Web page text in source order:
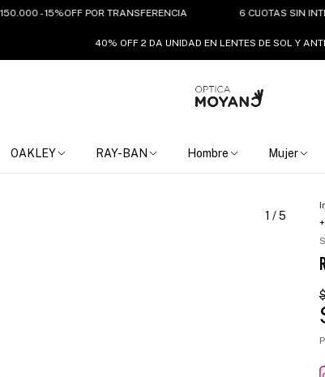
- 15%OFF POR TRANSFERENCIA 6 CUOTAS SIN INTERES
40% OFF 2 DA UNIDAD EN LENTES DE SOL Y
OAKLEY RAY-BAN Hombre Mujer
1 /5